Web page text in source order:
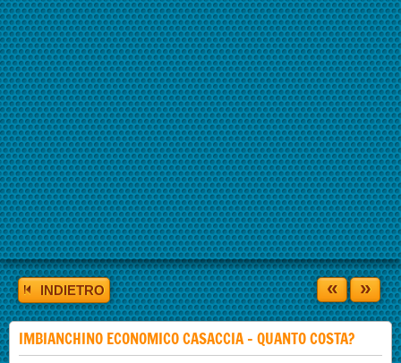
INDIETRO « »
IMBIANCHINO ECONOMICO CASACCIA - QUANTO COSTA?